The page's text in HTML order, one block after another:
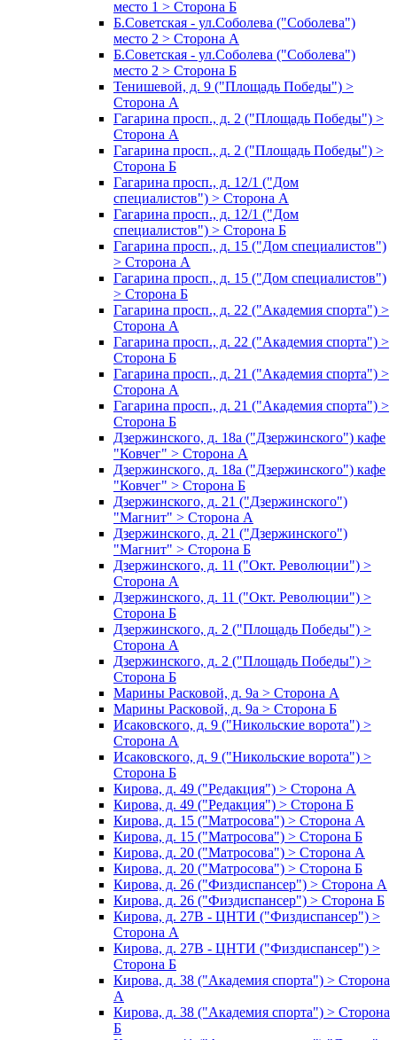
место 1 > Сторона Б
Б.Советская - ул.Соболева ("Соболева")
место 2 > Сторона А
Б.Советская - ул.Соболева ("Соболева")
место 2 > Сторона Б
Тенишевой, д. 9 ("Площадь Победы") >
Сторона А
Гагарина просп., д. 2 ("Площадь Победы") >
Сторона А
Гагарина просп., д. 2 ("Площадь Победы") >
Сторона Б
Гагарина просп., д. 12/1 ("Дом
специалистов") > Сторона А
Гагарина просп., д. 12/1 ("Дом
специалистов") > Сторона Б
Гагарина просп., д. 15 ("Дом специалистов")
> Сторона А
Гагарина просп., д. 15 ("Дом специалистов")
> Сторона Б
Гагарина просп., д. 22 ("Академия спорта") >
Сторона А
Гагарина просп., д. 22 ("Академия спорта") >
Сторона Б
Гагарина просп., д. 21 ("Академия спорта") >
Сторона А
Гагарина просп., д. 21 ("Академия спорта") >
Сторона Б
Дзержинского, д. 18а ("Дзержинского") кафе
"Ковчег" > Сторона А
Дзержинского, д. 18а ("Дзержинского") кафе
"Ковчег" > Сторона Б
Дзержинского, д. 21 ("Дзержинского")
"Магнит" > Сторона А
Дзержинского, д. 21 ("Дзержинского")
"Магнит" > Сторона Б
Дзержинского, д. 11 ("Окт. Революции") >
Сторона А
Дзержинского, д. 11 ("Окт. Революции") >
Сторона Б
Дзержинского, д. 2 ("Площадь Победы") >
Сторона А
Дзержинского, д. 2 ("Площадь Победы") >
Сторона Б
Марины Расковой, д. 9а > Сторона А
Марины Расковой, д. 9а > Сторона Б
Исаковского, д. 9 ("Никольские ворота") >
Сторона А
Исаковского, д. 9 ("Никольские ворота") >
Сторона Б
Кирова, д. 49 ("Редакция") > Сторона А
Кирова, д. 49 ("Редакция") > Сторона Б
Кирова, д. 15 ("Матросова") > Сторона А
Кирова, д. 15 ("Матросова") > Сторона Б
Кирова, д. 20 ("Матросова") > Сторона А
Кирова, д. 20 ("Матросова") > Сторона Б
Кирова, д. 26 ("Физдиспансер") > Сторона А
Кирова, д. 26 ("Физдиспансер") > Сторона Б
Кирова, д. 27В - ЦНТИ ("Физдиспансер") >
Сторона А
Кирова, д. 27В - ЦНТИ ("Физдиспансер") >
Сторона Б
Кирова, д. 38 ("Академия спорта") > Сторона
А
Кирова, д. 38 ("Академия спорта") > Сторона
Б